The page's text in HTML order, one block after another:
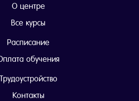
О центре
Все курсы
Расписание
обучения
Трудоустройство
Контакты